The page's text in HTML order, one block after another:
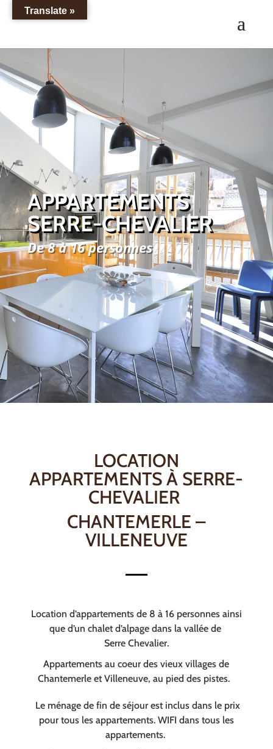
APPARTEMENTS
SERRE-CHEVALIER
De 8 à 16 personnes
LOCATION
APPARTEMENTS À SERRE-
CHEVALIER
CHANTEMERLE –
VILLENEUVE
Location d’appartements de 8 à 16 personnes ainsi
que d’un chalet d’alpage dans la vallée de
Serre Chevalier.
Appartements au coeur des vieux villages de
Chantemerle et Villeneuve, au pied des pistes.
Le ménage de fin de séjour est inclus dans le prix
pour tous les appartements. WIFI dans tous les
appartements.
Translate »